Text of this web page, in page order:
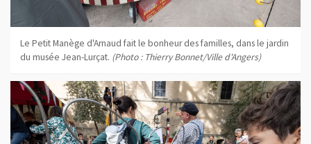
Le Petit Manège d'Arnaud fait le bonheur des familles, dans le jardin
du musée Jean-Lurçat. (Photo : Thierry Bonnet/Ville d'Angers)